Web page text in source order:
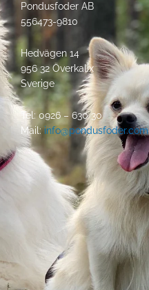
Pondusfoder AB
556473-9810
Hedvägen 14
956 32 Överkalix
Sverige
Tel: 0926 – 630 30
Mail:info@pondusfoder.com